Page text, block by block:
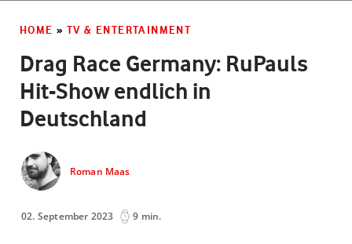
HOME » TV & ENTERTAINMENT
Drag Race Germany: RuPauls
Hit-Show endlich in
Deutschland
Roman Maas
02. September 2023 9 min.